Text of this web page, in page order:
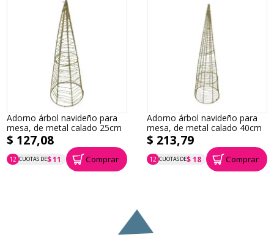
Adorno árbol navideño para
mesa, de metal calado 25cm
$ 127,08
12 CUOTAS DE$ 11
P.T.F. $ 127 Comprar
Adorno árbol navideño para
mesa, de metal calado 40cm
$ 213,79
12 CUOTAS DE$ 18
P.T.F. $ 214 Comprar